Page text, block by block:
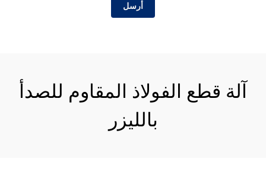
أرسل
آلة قطع الفولاذ المقاوم للصدأ
بالليزر